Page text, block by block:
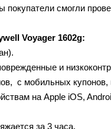
смогли
Voyager 1602g:
и
с мобильных
на Apple iOS,
за 3 часа.